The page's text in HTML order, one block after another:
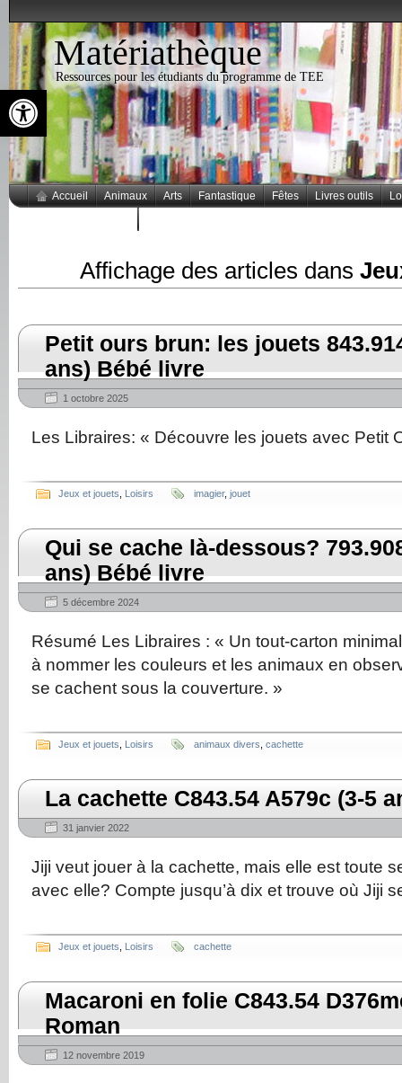
Ouvrir la barre d’outils
Matériathèque
Ressources pour les étudiants du programme de TEE
Accueil Animaux Arts Fantastique Fêtes Livres outils
Affichage des articles dans
Petit ours brun: les jouets
ans) Bébé livre
1 octobre 2025
Les Libraires: « Découvre les jouets avec Petit
Jeux et jouets Loisirs imagier, jouet
Qui se cache là-dessous?
ans) Bébé livre
5 décembre 2024
Résumé Les Libraires : « Un tout-carton
à nommer les couleurs et les animaux en
se cachent sous la couverture. »
Jeux et jouets Loisirs animaux divers cachette
La cachette C843.54 A579c (3-5
31 janvier 2022
Jiji veut jouer à la cachette, mais elle est toute
avec elle? Compte jusqu’à dix et trouve où Jiji
Jeux et jouets Loisirs cachette
Macaroni en folie C843.54
Roman
12 novembre 2019